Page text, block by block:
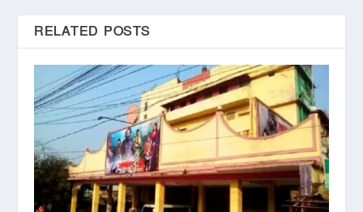
RELATED POSTS